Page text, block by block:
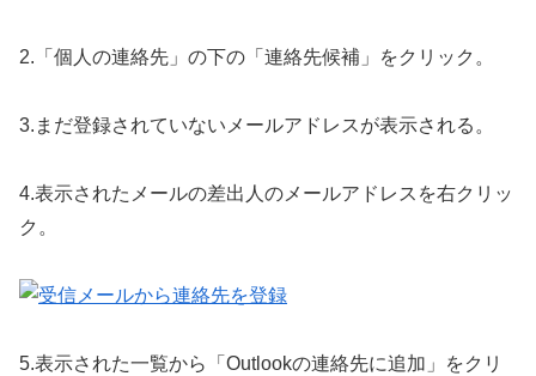
2.「個人の連絡先」の下の「連絡先候補」をクリック。
3.まだ登録されていないメールアドレスが表示される。
4.表示されたメールの差出人のメールアドレスを右クリッ
ク。
5.表示された一覧から「Outlookの連絡先に追加」をクリ